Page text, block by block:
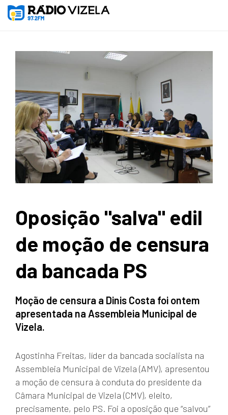
Oposição "salva" edil
de moção de censura
da bancada PS
Moção de censura a Dinis Costa foi ontem
apresentada na Assembleia Municipal de
Vizela.
Agostinha Freitas, líder da bancada socialista na
Assembleia Municipal de Vizela (AMV), apresentou
a moção de censura à conduta do presidente da
Câmara Municipal de Vizela (CMV), eleito,
precisamente, pelo PS. Foi a oposição que “salvou”